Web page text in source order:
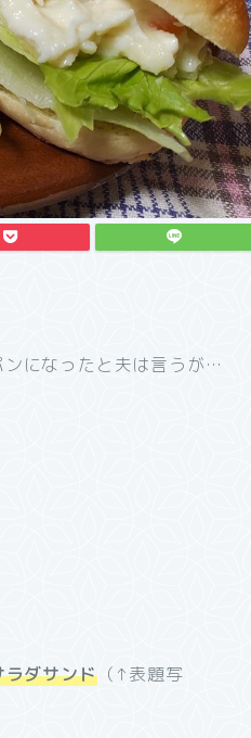
になったと夫は言うが…
ラダサンド（↑表題写